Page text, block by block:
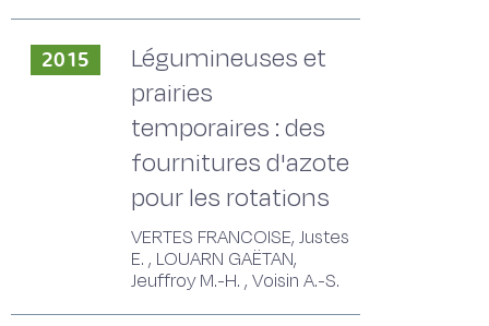
2015
Légumineuses et
prairies
temporaires : des
fournitures d'azote
pour les rotations
VERTES FRANCOISE, Justes
E. , LOUARN GAËTAN,
Jeuffroy M.-H. , Voisin A.-S.